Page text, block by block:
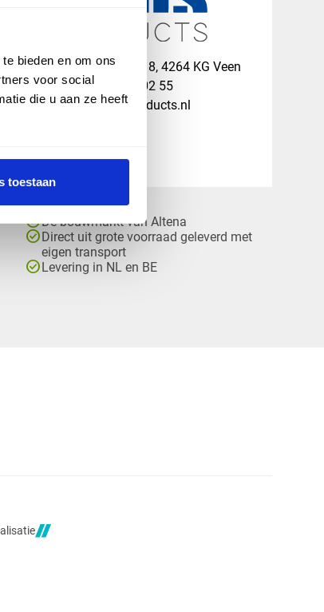
bieden en om ons
voor social
die u aan ze heeft
toestaan
map Veensesteeg 8, 4264 KG Veen
phone_enabled +31 416 75 02 55
mail info@vosproducts.nl
check_circleDé bouwmarkt van Altena
check_circle Direct uit grote voorraad geleverd met
eigen transport
check_circle Levering in NL en BE